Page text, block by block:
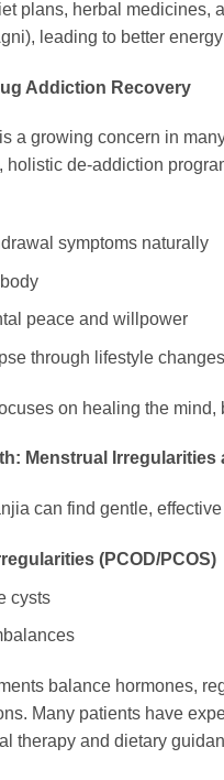
plans, herbal medicines,
leading to better
Addiction Recovery
a growing concern in
holistic de-addiction
symptoms naturally
peace and willpower
through lifestyle changes
on healing the mind,
Menstrual Irregularities
can find gentle,
(PCOD/PCOS)
cysts
balance hormones,
Many patients have
therapy and dietary